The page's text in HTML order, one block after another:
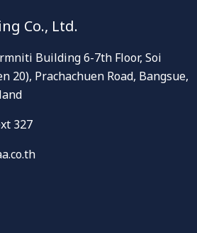
Co., Ltd.
Building 6-7th Floor, Soi
20), Prachachuen Road, Bangsue,
327